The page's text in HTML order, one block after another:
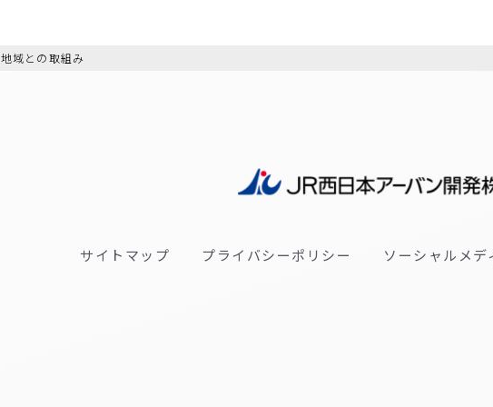
地域との取組み
サイトマップ プライバシーポリシー ソーシャルメデ